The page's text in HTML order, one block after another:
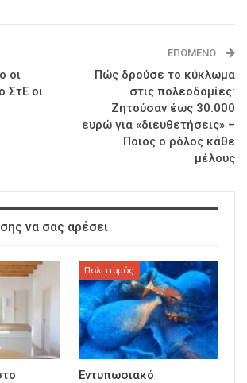
οι
ΣτΕ οι
ΕΠΌΜΕΝΟ
Πώς δρούσε το κύκλωμα
στις πολεοδομίες:
Ζητούσαν έως 30.000
ευρώ για «διευθετήσεις» –
Ποιος ο ρόλος κάθε
μέλους
να σας αρέσει
Πολιτισμός
Εντυπωσιακό